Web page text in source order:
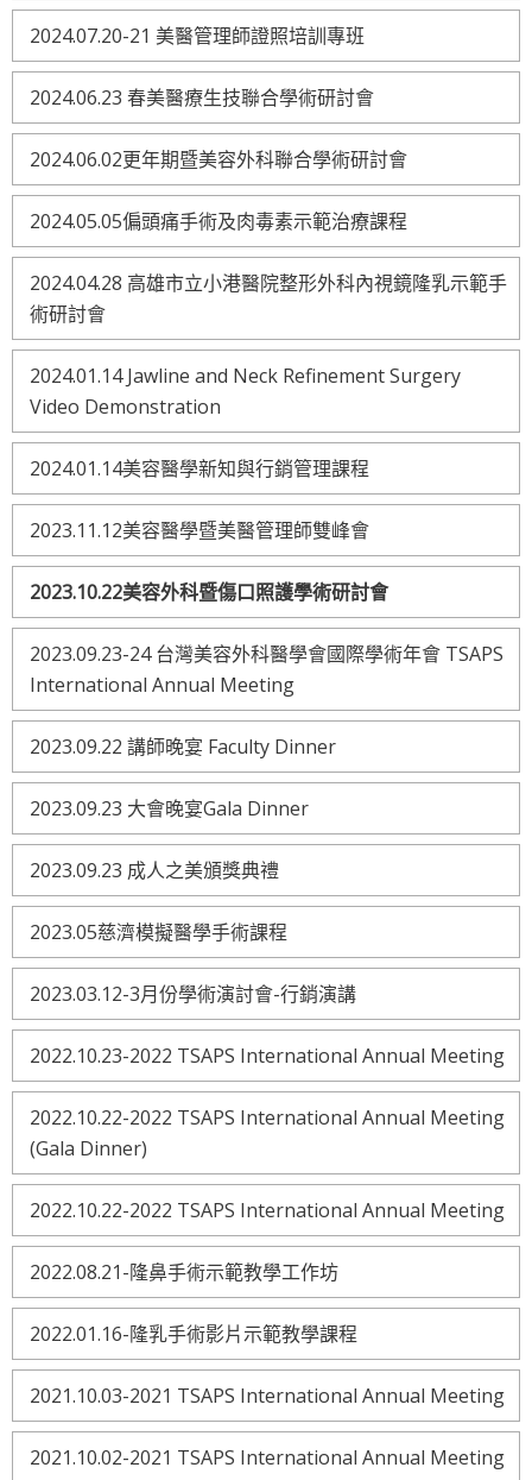
2024.07.20-21 美醫管理師證照培訓專班
2024.06.23 春美醫療生技聯合學術研討會
2024.06.02更年期暨美容外科聯合學術研討會
2024.05.05偏頭痛手術及肉毒素示範治療課程
2024.04.28 高雄市立小港醫院整形外科內視鏡隆乳示範手
術研討會
2024.01.14 Jawline and Neck Refinement Surgery
Video Demonstration
2024.01.14美容醫學新知與行銷管理課程
2023.11.12美容醫學暨美醫管理師雙峰會
2023.10.22美容外科暨傷口照護學術研討會
2023.09.23-24 台灣美容外科醫學會國際學術年會 TSAPS
International Annual Meeting
2023.09.22 講師晚宴 Faculty Dinner
2023.09.23 大會晚宴Gala Dinner
2023.09.23 成人之美頒獎典禮
2023.05慈濟模擬醫學手術課程
2023.03.12-3月份學術演討會-行銷演講
2022.10.23-2022 TSAPS International Annual Meeting
2022.10.22-2022 TSAPS International Annual Meeting
(Gala Dinner)
2022.10.22-2022 TSAPS International Annual Meeting
2022.08.21-隆鼻手術示範教學工作坊
2022.01.16-隆乳手術影片示範教學課程
2021.10.03-2021 TSAPS International Annual Meeting
2021.10.02-2021 TSAPS International Annual Meeting